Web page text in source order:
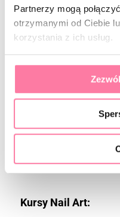
Partnerzy mogą
otrzymanymi od Ciebie
korzystania z ich usług.
Migdał
forma, którą
Cała prawda o
alternatywa dla
kilka sposobów.
Technika
łatwy materiał
Pałeczka ropy
Nie musisz już
podologa
Kursy Nail Art: